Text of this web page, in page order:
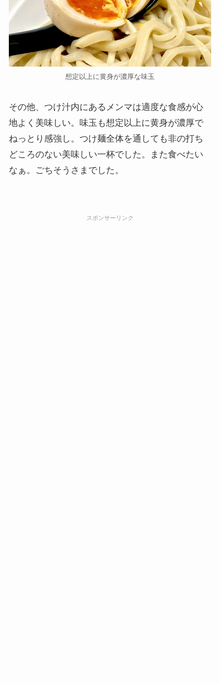
想定以上に黄身が濃厚な味玉
その他、つけ汁内にあるメンマは適度な食感が心
地よく美味しい。味玉も想定以上に黄身が濃厚で
ねっとり感強し。つけ麺全体を通しても非の打ち
どころのない美味しい一杯でした。また食べたい
なぁ。ごちそうさまでした。
スポンサーリンク